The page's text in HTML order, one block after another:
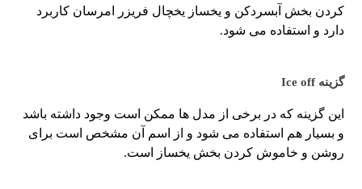
کردن بخش آبسردکن و یخساز یخچال فریزر امرسان کاربرد
دارد و استفاده می شود.
گزینه Ice off
این گزینه که در برخی از مدل ها ممکن است وجود داشته باشد
و بسیار هم استفاده می شود و از اسم آن مشخص است برای
روشن و خاموش کردن بخش یخساز است.